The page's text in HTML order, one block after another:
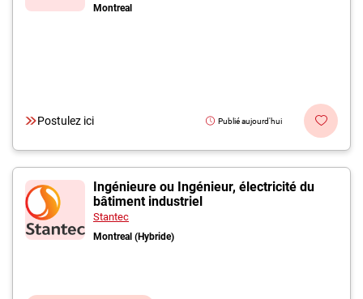
Montreal
Postulez ici Publié aujourd'hui
Ingénieure ou Ingénieur, électricité du
bâtiment industriel
Stantec
Montreal (Hybride)